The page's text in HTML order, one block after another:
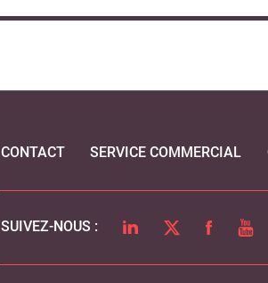
CONTACT SERVICE COMMERCIAL
SUIVEZ-NOUS : LINKEDINTWITTERFACEBOOK